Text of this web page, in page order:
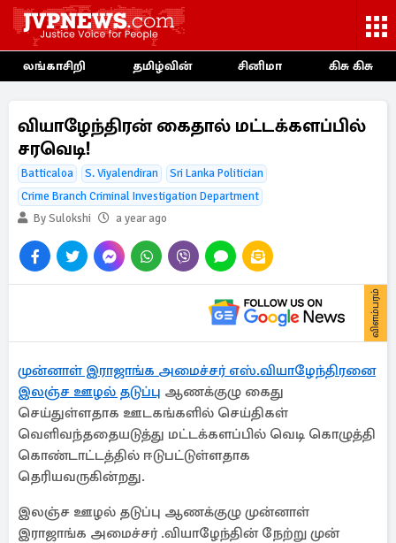
லங்காசிறி தமிழ்வின் சினிமா கிசு கிசு
வியாழேந்திரன் கைதால் மட்டக்களப்பில்
சரவெடி!
Batticaloa S. Viyalendiran
Sri Lanka Politician
Crime Branch Criminal Investigation Department
By Sulokshi
a year ago
விளம்பரம்
முன்னாள் இராஜாங்க அமைச்சர் எஸ்.வியாழேந்திரனை
இலஞ்ச ஊழல் தடுப்பு ஆணக்குழு கைது
செய்துள்ளதாக ஊடகங்களில் செய்திகள்
வெளிவந்ததையடுத்து மட்டக்களப்பில் வெடி கொழுத்தி
கொண்டாட்டத்தில் ஈடுபட்டுள்ளதாக
தெரியவருகின்றது.
இலஞ்ச ஊழல் தடுப்பு ஆணக்குழு முன்னாள்
இராஜாங்க அமைச்சர் .வியாழேந்தின் நேற்று முன்